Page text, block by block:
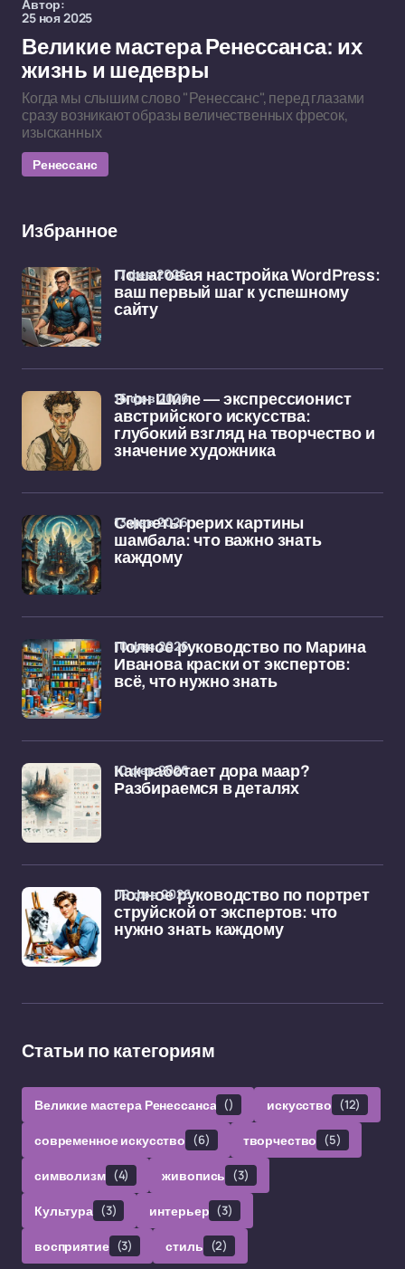
Автор:
25 ноя 2025
Великие мастера Ренессанса: их
жизнь и шедевры
Когда мы слышим слово "Ренессанс", перед глазами
сразу возникают образы величественных фресок,
изысканных
Ренессанс
Избранное
Пошаговая настройка WordPress:
ваш первый шаг к успешному
сайту
17 фев 2026
Эгон Шиле — экспрессионист
австрийского искусства:
глубокий взгляд на творчество и
значение художника
16 фев 2026
Секреты рерих картины
шамбала: что важно знать
каждому
13 фев 2026
Полное руководство по Марина
Иванова краски от экспертов:
всё, что нужно знать
10 фев 2026
Как работает дора маар?
Разбираемся в деталях
10 фев 2026
Полное руководство по портрет
струйской от экспертов: что
нужно знать каждому
09 фев 2026
Статьи по категориям
Великие мастера Ренессанса () искусство (12)
современное искусство (6) творчество (5)
символизм (4) живопись (3)
Культура (3) интерьер (3)
восприятие (3) стиль (2)